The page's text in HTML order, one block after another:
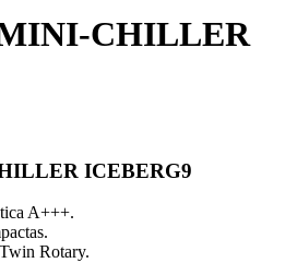
CHILLER
ICEBERG9
A+++.
Rotary.